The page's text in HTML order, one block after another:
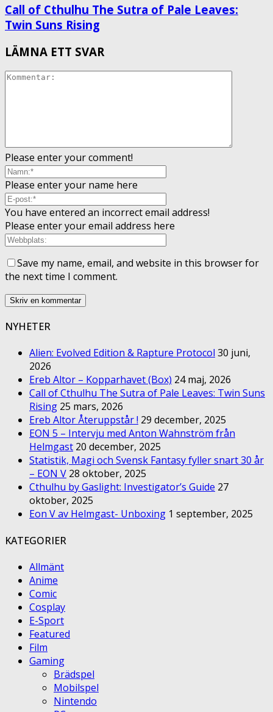
Call of Cthulhu The Sutra of Pale Leaves:
Twin Suns Rising
LÄMNA ETT SVAR
Please enter your comment!
Please enter your name here
You have entered an incorrect email address!
Please enter your email address here
Save my name, email, and website in this browser for
the next time I comment.
NYHETER
Alien: Evolved Edition & Rapture Protocol 30 juni,
2026
Ereb Altor – Kopparhavet (Box) 24 maj, 2026
Call of Cthulhu The Sutra of Pale Leaves: Twin Suns
Rising 25 mars, 2026
Ereb Altor Återuppstår ! 29 december, 2025
EON 5 – Intervju med Anton Wahnström från
Helmgast 20 december, 2025
Statistik, Magi och Svensk Fantasy fyller snart 30 år
– EON V 28 oktober, 2025
Cthulhu by Gaslight: Investigator’s Guide 27
oktober, 2025
Eon V av Helmgast- Unboxing 1 september, 2025
KATEGORIER
Allmänt
Anime
Comic
Cosplay
E-Sport
Featured
Film
Gaming
Brädspel
Mobilspel
Nintendo